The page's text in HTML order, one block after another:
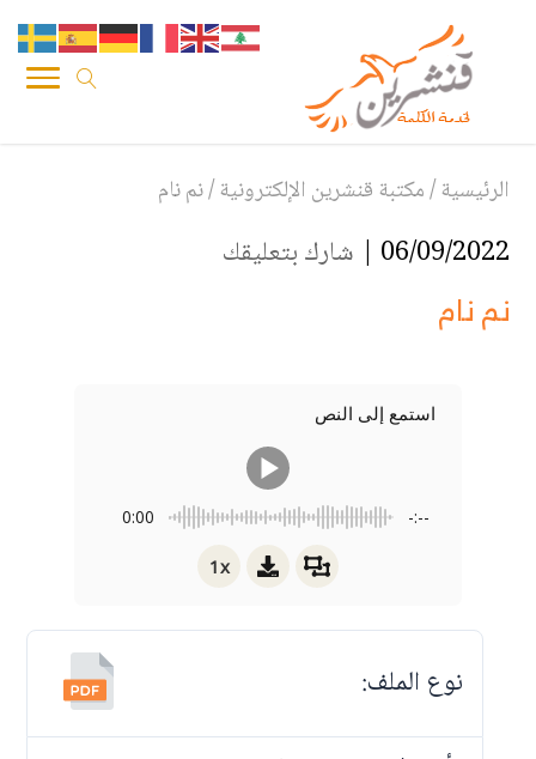
الرئيسية/مكتبة قنشرين الإلكترونية/نم نام
06/09/2022 | شارك بتعليقك
نم نام
استمع إلى النص
0:00 -:--
1x
نوع الملف: